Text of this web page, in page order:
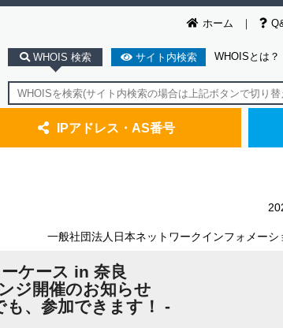
ホーム
WHOIS 検索 サイト内検索 WHOISとは？
IPアドレス・AS番号
一般社団法人日本ネットワークインフォメーシ
ケース in 奈良
ジ開催のお知らせ
、参加できます！ -